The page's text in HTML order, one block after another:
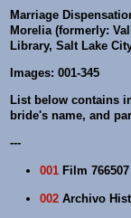
Marriage
Morelia (formerly:
Library, Salt Lake
Images: 001-345
List below contains
bride's name, and
---
001 Film 766507
002 Archivo